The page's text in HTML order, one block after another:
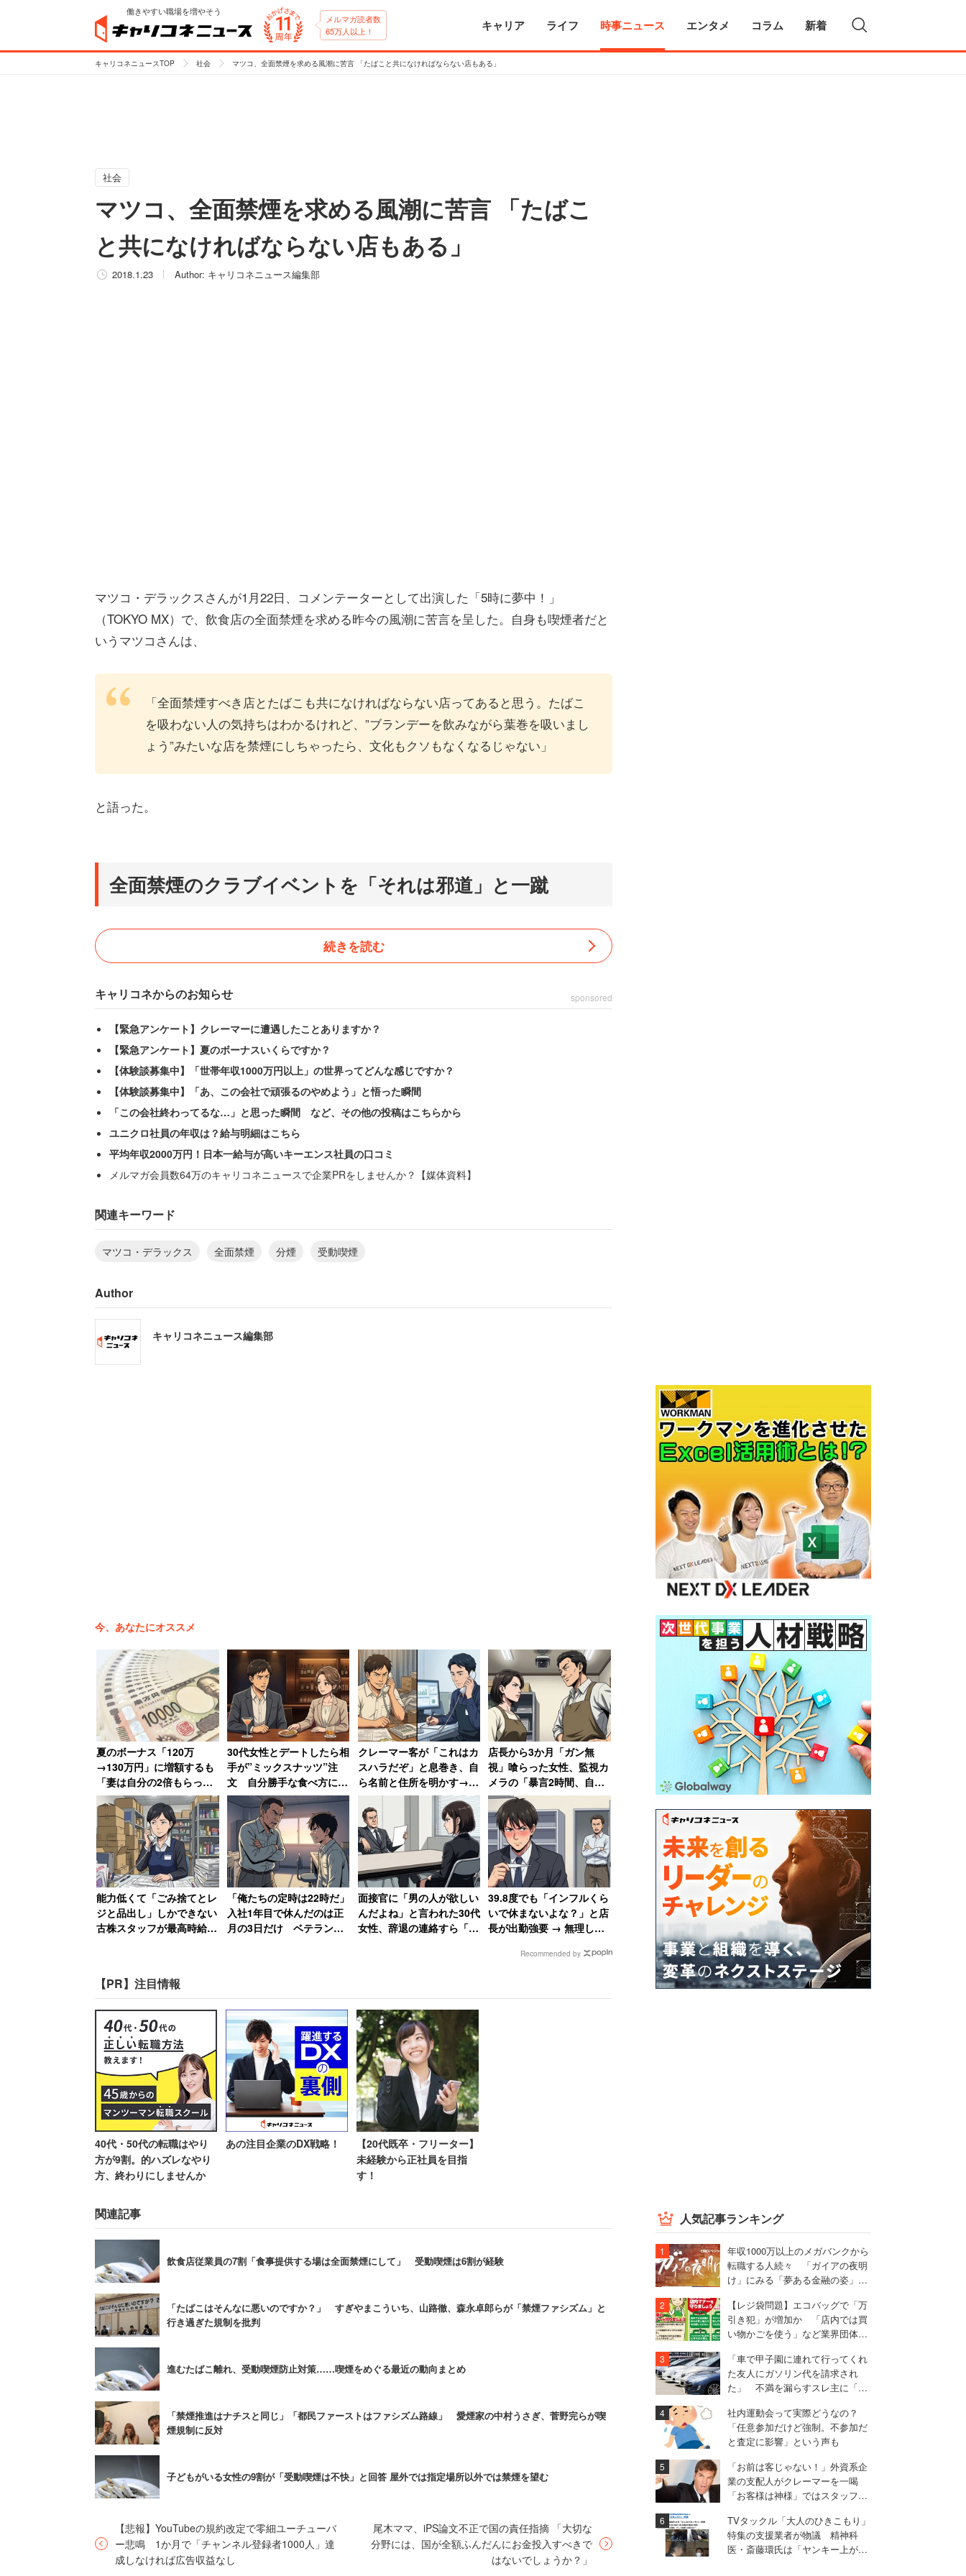
働きやすい職場を増やそう
メルマガ読者数
65万人以上！
キャリア ライフ 時事ニュース エンタメ コラム 新着
キャリコネニュースTOP 社会 マツコ、全面禁煙を求める風潮に苦言 「たばこと共になければならない店もある」
社会
マツコ、全面禁煙を求める風潮に苦言 「たばこ
と共になければならない店もある」
2018.1.23 Author: キャリコネニュース編集部
マツコ・デラックスさんが1月22日、コメンテーターとして出演した「5時に夢中！」
（TOKYO MX）で、飲食店の全面禁煙を求める昨今の風潮に苦言を呈した。自身も喫煙者だと
いうマツコさんは、
「全面禁煙すべき店とたばこも共になければならない店ってあると思う。たばこ
を吸わない人の気持ちはわかるけれど、”ブランデーを飲みながら葉巻を吸いまし
ょう”みたいな店を禁煙にしちゃったら、文化もクソもなくなるじゃない」
と語った。
全面禁煙のクラブイベントを「それは邪道」と一蹴
番組では、受動喫煙対策についての調査結果を報じた、毎日新聞の記事を紹介。日本医療政策
機構が昨年11月、20歳以上の男女1000人に受動喫煙対策について聞いたところ、「飲食店の広
さに関係なく全面禁煙とすべきだ」と回答した人の割合が49.9%で最も多かったという。
次いで、「広さによって禁煙、一部禁煙（喫煙）、喫煙と分けるべきだ」が33.5%、「広さに
関係なく全面喫煙とすべきだ」が6.3％だった。
マツコさんはこの調査結果に対して、たばこを吸える店があってもいいと主張。
「オーナーが『うちは（禁煙に）しないですよ』という店があったとしてもそれ
は認めるべきだ」
「子どもが来るようなファミリーレストランのような店ならしょうがないよ。だ
司会のふかわりょうさんが全面禁煙のクラブイベントをやっていると話すと、マツコさんは、
「それは邪道ね」と一蹴。「レストランでも家族向けなら全面禁煙でいい。でも高級レストラ
ンならバースペースくらいは用意しておいて、喫煙できるようにしないと、大事なものがどん
どんなくなっていってしまう気がする」と改めて分煙を主張した。
「喫煙者だって食べながらたばこ吸わないんでしょ？」
と反発する声も
マツコさんの発言はネットでも話題となり、
「シガーバーや『喫茶店』とかは完全喫煙スペース、普通の飲食店は完全分煙に
してくれりゃいいよ」
といった賛同の声が相次いだ。受動喫煙の被害をなくすためには、店内で分煙をするか、店ご
とに分ければ事足りる。飲食店を完全禁煙にする必要はない。
「個人経営の居酒屋とかは全面禁煙にされるときついよな」という指摘もあった。個人経営の
喫茶店や居酒屋で禁煙にされると、喫煙者の客足が遠のき、経営が圧迫される恐れがあるから
だ。
一方、全面禁煙を望む人からは、「そもそも食べ物食ってる時にくっさいタバコの臭い嗅がせ
るんじゃねえよって思う。喫煙者だって食べながらタバコ吸わないんでしょ？」といった反発
続きを読む
キャリコネからのお知らせ sponsored
【緊急アンケート】クレーマーに遭遇したことありますか？
【緊急アンケート】夏のボーナスいくらですか？
【体験談募集中】「世帯年収1000万円以上」の世界ってどんな感じですか？
【体験談募集中】「あ、この会社で頑張るのやめよう」と悟った瞬間
「この会社終わってるな…」と思った瞬間 など、その他の投稿はこちらから
ユニクロ社員の年収は？給与明細はこちら
平均年収2000万円！日本一給与が高いキーエンス社員の口コミ
メルマガ会員数64万のキャリコネニュースで企業PRをしませんか？【媒体資料】
関連キーワード
マツコ・デラックス 全面禁煙 分煙 受動喫煙
Author
キャリコネニュース編集部
今、あなたにオススメ
夏のボーナス「120万
→130万円」に増額するも
「妻は自分の2倍もらって
いる」と語る年収850万円
の30代男性
30代女性とデートしたら相
手が”ミックスナッツ”注
文 自分勝手な食べ方にド
ン引きし「子供じゃないん
だから」と注意した男性
クレーマー客が「これはカ
スハラだぞ」と息巻き、自
ら名前と住所を明かす→店
長に「警察に相談します」
と撃退される
店長から3か月「ガン無
視」喰らった女性、監視カ
メラの「暴言2時間、自転
車破壊」の証拠で反撃 →
店長はクビ、その後店も潰
れる
能力低くて「ごみ捨てとレ
ジと品出し」しかできない
古株スタッフが最高時給
「俺たちの定時は22時だ」
入社1年目で休んだのは正
月の3日だけ ベテラン男
面接官に「男の人が欲しい
んだよね」と言われた30代
女性、辞退の連絡すら「電
39.8度でも「インフルくら
いで休まないよな？」と店
長が出勤強要 → 無理して
インフルでいいんじゃない
Recommended by
【PR】注目情報
40代・50代の転職はやり
方が9割。的ハズレなやり
方、終わりにしませんか
あの注目企業のDX戦略！
【20代既卒・フリーター】
未経験から正社員を目指
す！
関連記事
飲食店従業員の7割「食事提供する場は全面禁煙にして」 受動喫煙は6割が経験
「たばこはそんなに悪いのですか？」 すぎやまこういち、山路徹、森永卓郎らが「禁煙ファシズム」と
行き過ぎた規制を批判
進むたばこ離れ、受動喫煙防止対策……喫煙をめぐる最近の動向まとめ
「禁煙推進はナチスと同じ」「都民ファーストはファシズム路線」 愛煙家の中村うさぎ、菅野完らが喫
煙規制に反対
子どもがいる女性の9割が「受動喫煙は不快」と回答 屋外では指定場所以外では禁煙を望む
【悲報】YouTubeの規約改定で零細ユーチューバ
ー悲鳴 1か月で「チャンネル登録者1000人」達
成しなければ広告収益なし
尾木ママ、iPS論文不正で国の責任指摘 「大切な
分野には、国が全額ふんだんにお金投入すべきで
はないでしょうか？」
人気記事ランキング
年収1000万以上のメガバンクから
転職する人続々 「ガイアの夜明
け」にみる「夢ある金融の姿」と
【レジ袋問題】エコバッグで「万
引き犯」が増加か 「店内では買
い物かごを使う」など業界団体が
「車で甲子園に連れて行ってくれ
た友人にガソリン代を請求され
た」 不満を漏らすスレ主に「言
社内運動会って実際どうなの？
「任意参加だけど強制。不参加だ
と査定に影響」という声も
「お前は客じゃない！」外資系企
業の支配人がクレーマーを一喝
「お客様は神様」ではスタッフを
TVタックル「大人のひきこもり」
特集の支援業者が物議 精神科
医・斎藤環氏は「ヤンキー上がり